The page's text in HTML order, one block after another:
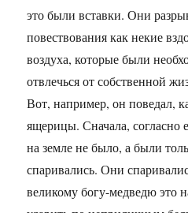
это были вставки. Они
повествования как некие
воздуха, которые были
отвлечься от собственной
Вот, например, он поведал,
ящерицы. Сначала, согласно
на земле не было, а были
спаривались. Они
великому богу-медведю это